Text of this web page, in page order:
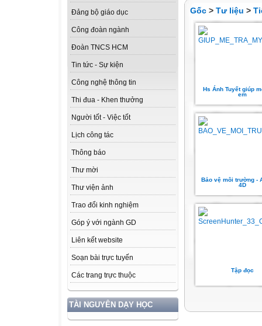
Đảng bộ giáo dục
Công đoàn ngành
Đoàn TNCS HCM
Tin tức - Sự kiện
Công nghệ thông tin
Thi đua - Khen thưởng
Người tốt - Việc tốt
Lịch công tác
Thông báo
Thư mời
Thư viện ảnh
Trao đổi kinh nghiệm
Góp ý với ngành GD
Liên kết website
Soạn bài trực tuyến
Các trang trực thuộc
TÀI NGUYÊN DẠY HỌC
Gốc > Tư liệu >
Hs Ánh Tuyết giúp
em
Bảo vệ môi trường -
4D
Tập đọc